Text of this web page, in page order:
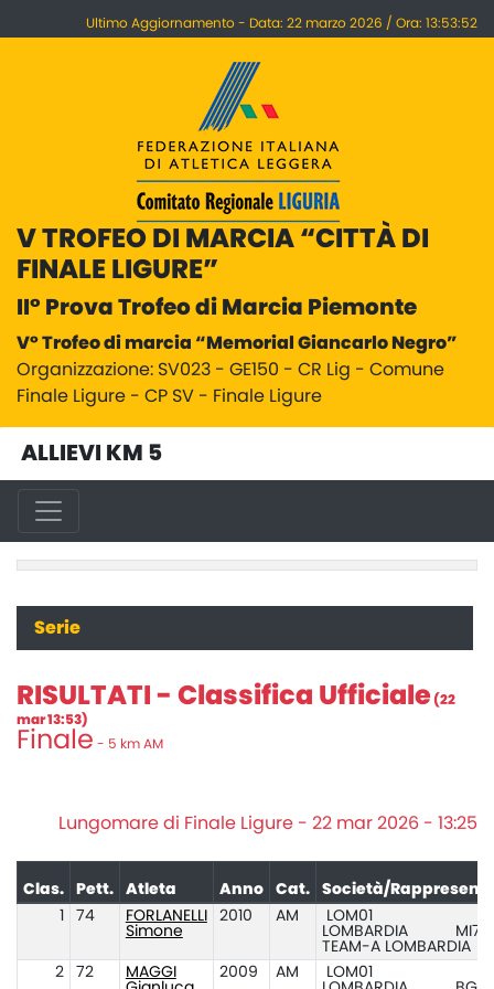
Ultimo Aggiornamento - Data: 22 marzo 2026 / Ora: 13:53:52
V TROFEO DI MARCIA “CITTÀ DI
FINALE LIGURE”
II° Prova Trofeo di Marcia Piemonte
V° Trofeo di marcia “Memorial Giancarlo Negro”
Organizzazione: SV023 - GE150 - CR Lig - Comune
Finale Ligure - CP SV - Finale Ligure
ALLIEVI KM 5
Serie
RISULTATI - Classifica Ufficiale (22
mar 13:53)
Finale - 5 km AM
Lungomare di Finale Ligure - 22 mar 2026 - 13:25
Clas. Pett. Atleta Anno Cat.
Società/
74
FORLANELLI
Simone
2010 AM
LOM01
LOMBARDIA
TEAM-A LOMBARDIA
2
72
MAGGI
2009 AM
LOM01